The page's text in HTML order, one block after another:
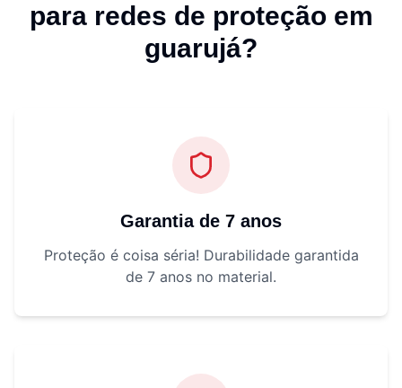
para redes de proteção em
guarujá?
Garantia de 7 anos
Proteção é coisa séria! Durabilidade garantida
de 7 anos no material.